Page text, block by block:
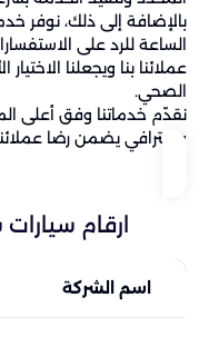
بالإضافة إلى ذلك، نوفر
الساعة للرد على
عملائنا بنا ويجعلنا
الصحي.
نقدّم خدماتنا وفق أعلى
واحترافي يضمن رضا
ارقام
اسم الشركة